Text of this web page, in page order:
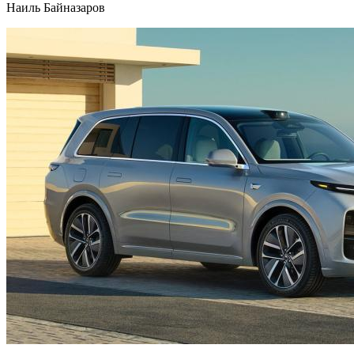
Наиль Байназаров